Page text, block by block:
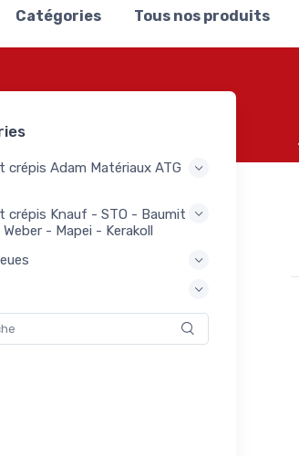
Catégories Tous nos produits
crépis Adam Matériaux ATG
crépis Knauf - STO - Baumit -
- Mapei - Kerakoll